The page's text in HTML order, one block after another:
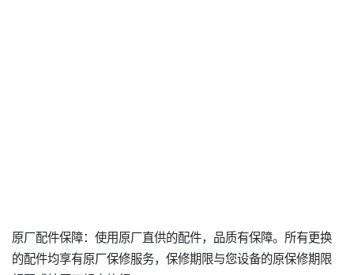
原厂配件保障：使用原厂直供的配件，品质有保障。所有更换
的配件均享有原厂保修服务，保修期限与您设备的原保修期限